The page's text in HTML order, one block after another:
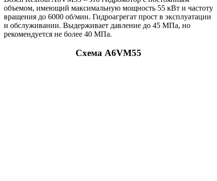
объемом, имеющий максимальную мощность 55 кВт и частоту
вращения до 6000 об/мин. Гидроагрегат прост в эксплуатации
и обслуживании. Выдерживает давление до 45 МПа, но
рекомендуется не более 40 МПа.
Схема A6VM55